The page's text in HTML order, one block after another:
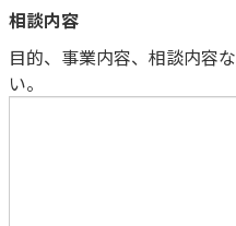
相談内容
目的、事業内容、相談内容
い。